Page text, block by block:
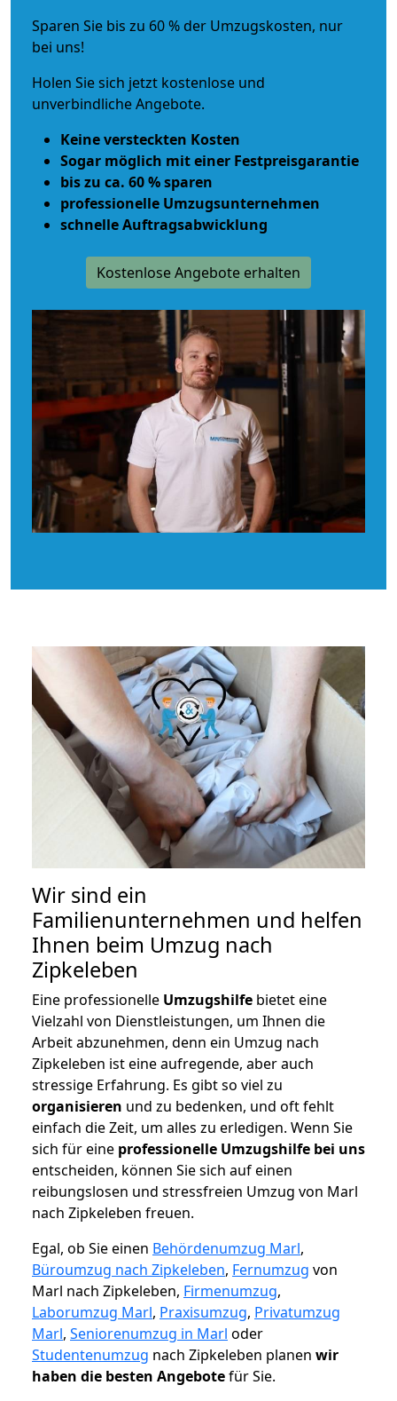
Sparen Sie bis zu 60 % der Umzugskosten, nur
bei uns!
Holen Sie sich jetzt kostenlose und
unverbindliche Angebote.
Keine versteckten Kosten
Sogar möglich mit einer Festpreisgarantie
bis zu ca. 60 % sparen
professionelle Umzugsunternehmen
schnelle Auftragsabwicklung
Kostenlose Angebote erhalten
Wir sind ein
Familienunternehmen und helfen
Ihnen beim Umzug nach
Zipkeleben
Eine professionelle Umzugshilfe bietet eine
Vielzahl von Dienstleistungen, um Ihnen die
Arbeit abzunehmen, denn ein Umzug nach
Zipkeleben ist eine aufregende, aber auch
stressige Erfahrung. Es gibt so viel zu
organisieren und zu bedenken, und oft fehlt
einfach die Zeit, um alles zu erledigen. Wenn Sie
sich für eine professionelle Umzugshilfe bei uns
entscheiden, können Sie sich auf einen
reibungslosen und stressfreien Umzug von Marl
nach Zipkeleben freuen.
Egal, ob Sie einen Behördenumzug Marl,
Büroumzug nach Zipkeleben, Fernumzug von
Marl nach Zipkeleben, Firmenumzug,
Laborumzug Marl, Praxisumzug, Privatumzug
Marl, Seniorenumzug in Marl oder
Studentenumzug nach Zipkeleben planen wir
haben die besten Angebotefür Sie.